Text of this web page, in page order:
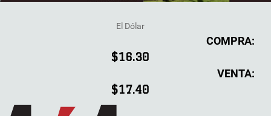
El Dólar
COMPRA:
$16.30
VENTA:
$17.40